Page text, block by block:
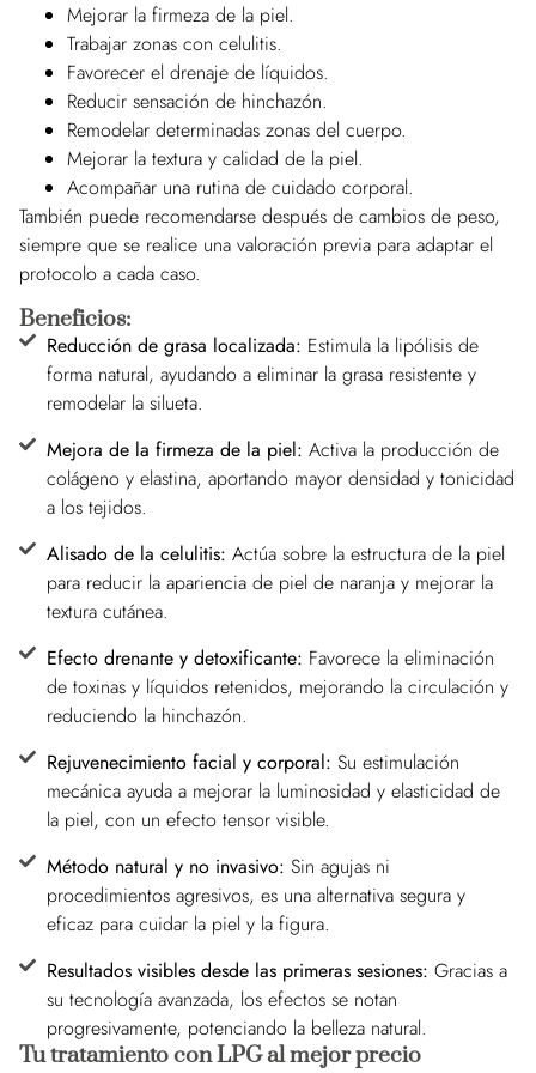
Mejorar la firmeza de la piel.
Trabajar zonas con celulitis.
Favorecer el drenaje de líquidos.
Reducir sensación de hinchazón.
Remodelar determinadas zonas del cuerpo.
Mejorar la textura y calidad de la piel.
Acompañar una rutina de cuidado corporal.
También puede recomendarse después de cambios de peso,
siempre que se realice una valoración previa para adaptar el
protocolo a cada caso.
Beneficios:
Reducción de grasa localizada: Estimula la lipólisis de
forma natural, ayudando a eliminar la grasa resistente y
remodelar la silueta.
Mejora de la firmeza de la piel: Activa la producción de
colágeno y elastina, aportando mayor densidad y tonicidad
a los tejidos.
Alisado de la celulitis: Actúa sobre la estructura de la piel
para reducir la apariencia de piel de naranja y mejorar la
textura cutánea.
Efecto drenante y detoxificante: Favorece la eliminación
de toxinas y líquidos retenidos, mejorando la circulación y
reduciendo la hinchazón.
Rejuvenecimiento facial y corporal: Su estimulación
mecánica ayuda a mejorar la luminosidad y elasticidad de
la piel, con un efecto tensor visible.
Método natural y no invasivo: Sin agujas ni
procedimientos agresivos, es una alternativa segura y
eficaz para cuidar la piel y la figura.
Resultados visibles desde las primeras sesiones: Gracias a
su tecnología avanzada, los efectos se notan
progresivamente, potenciando la belleza natural.
Tu tratamiento con LPG al mejor precio